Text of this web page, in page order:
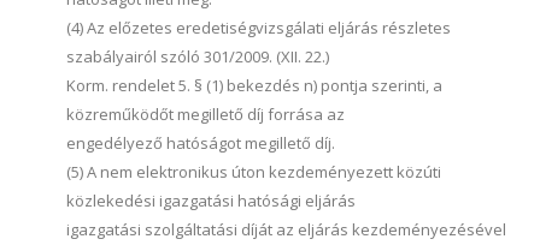
(4) Az előzetes eredetiségvizsgálati eljárás részletes
szabályairól szóló 301/2009. (XII. 22.)
Korm. rendelet 5. § (1) bekezdés n) pontja szerinti, a
közreműködőt megillető díj forrása az
engedélyező hatóságot megillető díj.
(5) A nem elektronikus úton kezdeményezett közúti
közlekedési igazgatási hatósági eljárás
igazgatási szolgáltatási díját az eljárás kezdeményezésével